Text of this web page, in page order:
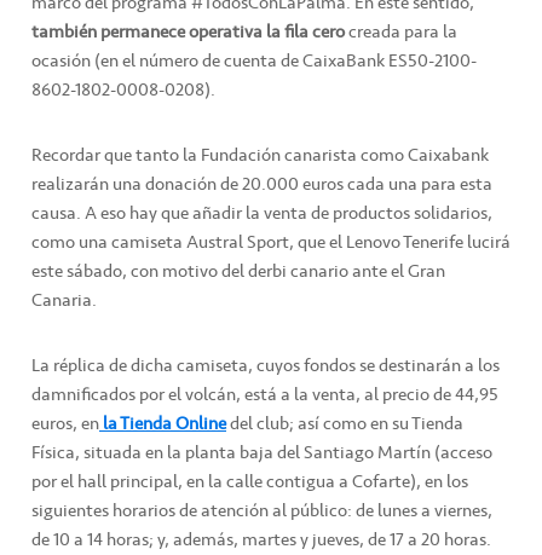
también permanece operativa la fila cerocreada para la
ocasión (en el número de cuenta de CaixaBank ES50-2100-
8602-1802-0008-0208).
Recordar que tanto la Fundación canarista como Caixabank
realizarán una donación de 20.000 euros cada una para esta
causa. A eso hay que añadir la venta de productos solidarios,
como una camiseta Austral Sport, que el Lenovo Tenerife lucirá
este sábado, con motivo del derbi canario ante el Gran
Canaria.
La réplica de dicha camiseta, cuyos fondos se destinarán a los
damnificados por el volcán, está a la venta, al precio de 44,95
euros, enla Tienda Onlinedel club; así como en su Tienda
Física, situada en la planta baja del Santiago Martín (acceso
por el hall principal, en la calle contigua a Cofarte), en los
siguientes horarios de atención al público: de lunes a viernes,
de 10 a 14 horas; y, además, martes y jueves, de 17 a 20 horas.